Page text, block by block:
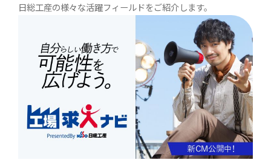
日総工産の様々な活躍フィールドをご紹介します。